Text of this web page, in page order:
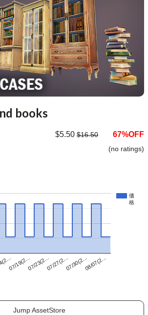
books
$5.50 $16.50 67%OFF
(no ratings)
価
格
07/19(2…07/23(2…07/27(2…07/30(2…08/07(2…
Jump AssetStore